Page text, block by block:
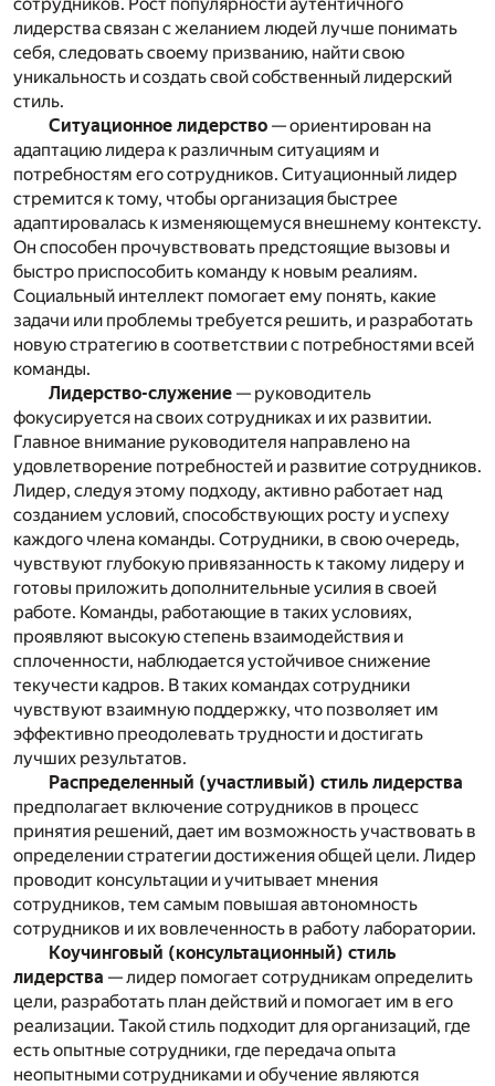
лидерства связан с желанием людей лучше понимать
себя, следовать своему призванию, найти свою
уникальность и создать свой собственный лидерский
стиль.
Ситуационное лидерство — ориентирован на
адаптацию лидера к различным ситуациям и
потребностям его сотрудников. Ситуационный лидер
стремится к тому, чтобы организация быстрее
адаптировалась к изменяющемуся внешнему контексту.
Он способен прочувствовать предстоящие вызовы и
быстро приспособить команду к новым реалиям.
Социальный интеллект помогает ему понять, какие
задачи или проблемы требуется решить, и разработать
новую стратегию в соответствии с потребностями всей
команды.
Лидерство-служение — руководитель
фокусируется на своих сотрудниках и их развитии.
Главное внимание руководителя направлено на
удовлетворение потребностей и развитие сотрудников.
Лидер, следуя этому подходу, активно работает над
созданием условий, способствующих росту и успеху
каждого члена команды. Сотрудники, в свою очередь,
чувствуют глубокую привязанность к такому лидеру и
готовы приложить дополнительные усилия в своей
работе. Команды, работающие в таких условиях,
проявляют высокую степень взаимодействия и
сплоченности, наблюдается устойчивое снижение
текучести кадров. В таких командах сотрудники
чувствуют взаимную поддержку, что позволяет им
эффективно преодолевать трудности и достигать
лучших результатов.
Распределенный (участливый) стиль лидерства
предполагает включение сотрудников в процесс
принятия решений, дает им возможность участвовать в
определении стратегии достижения общей цели. Лидер
проводит консультации и учитывает мнения
сотрудников, тем самым повышая автономность
сотрудников и их вовлеченность в работу лаборатории.
Коучинговый (консультационный) стиль
лидерства — лидер помогает сотрудникам определить
цели, разработать план действий и помогает им в его
реализации. Такой стиль подходит для организаций, где
есть опытные сотрудники, где передача опыта
неопытными сотрудниками и обучение являются